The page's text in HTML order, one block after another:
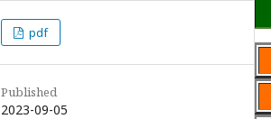
pdf
Published
2023-09-05